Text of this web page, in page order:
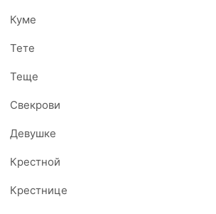
Куме
Тете
Теще
Свекрови
Девушке
Крестной
Крестнице